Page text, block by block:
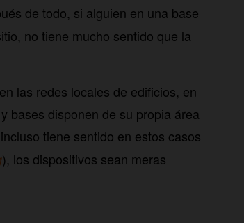
de todo, si alguien en una base
no tiene mucho sentido que la
las redes locales de edificios, en
bases disponen de su propia área
tiene sentido en estos casos
), los dispositivos sean meras